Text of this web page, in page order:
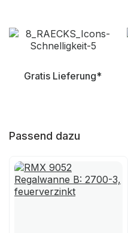
Gratis Lieferung*
Passend dazu